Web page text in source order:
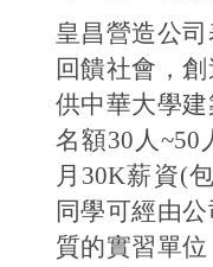
皇昌營造公
回饋社會，
供中華大學
名額30人~50
月30K薪資(
同學可經由
質的實習單